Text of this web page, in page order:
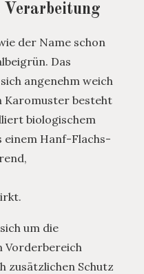
der Name schon
Das
angenehm weich
Karomuster besteht
biologischem
einem Hanf-Flachs-
um die
Vorderbereich
zusätzlichen Schutz